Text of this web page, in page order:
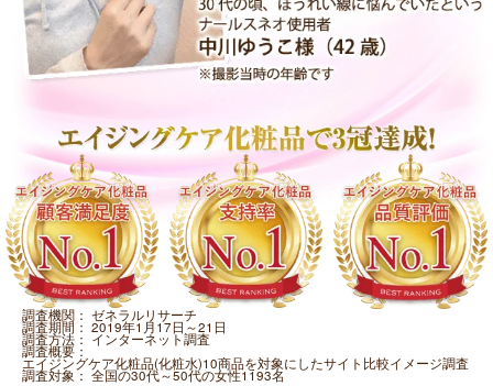
調査機関： ゼネラルリサーチ
調査期間： 2019年1月17日～21日
調査方法： インターネット調査
調査概要：
エイジングケア化粧品(化粧水)10商品を対象にしたサイト比較イメージ調査
調査対象： 全国の30代～50代の女性1193名